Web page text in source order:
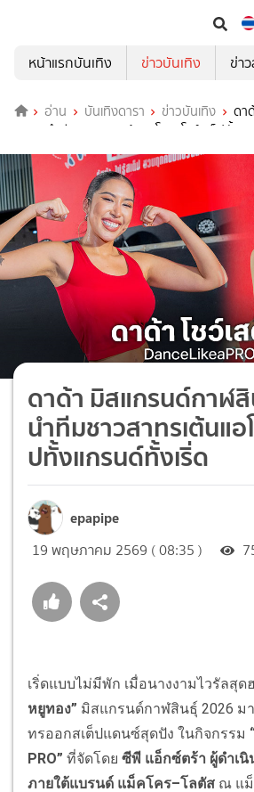
หน้าแรกบันเทิง
ข่าวบันเทิง ข่า
อ่าน บันเทิงดารา ข่าวบันเทิง
ดา
2026 นำทีมชาวสาทรเต้นแอโรบิกโชว์เสต็ปทั้งแก
ดาด้า มิสแกรนด์กาฬ
นำทีมชาวสาทรเต้นแอ
ปทั้งแกรนด์ทั้งเริ่ด
epapipe
19 พฤษภาคม 2569 ( 08:35 )
เริ่ดแบบไม่มีพัก เมื่อนางงามไวรัลสุด
หยูทอง” มิสแกรนด์กาฬสินธุ์ 2026 ม
ทรออกสเต็ปแดนซ์สุดปัง ในกิจกรรม
PRO” ที่จัดโดย ซีพี แอ็กซ์ตร้า ผู้ดำเ
ภายใต้แบรนด์ แม็คโคร–โลตัส ณ แม็